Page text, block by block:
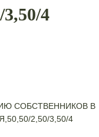
4
СОБСТВЕННИКОВ В
2,50/3,50/4